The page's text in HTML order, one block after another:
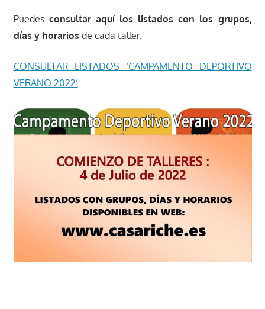
Puedes consultar aquí los listados con los grupos,
días y horarios de cada taller.
CONSULTAR LISTADOS ‘CAMPAMENTO DEPORTIVO
VERANO 2022’